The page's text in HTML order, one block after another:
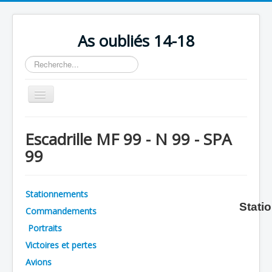
As oubliés 14-18
Rechercher
Basculer
la
Chronologie
Escadrilles
Avions
Personnels
Formation
Doctrines
Escadrille MF 99 - N 99 - SPA
99
Stationnements
Commandements
Portraits
Victoires et pertes
Avions